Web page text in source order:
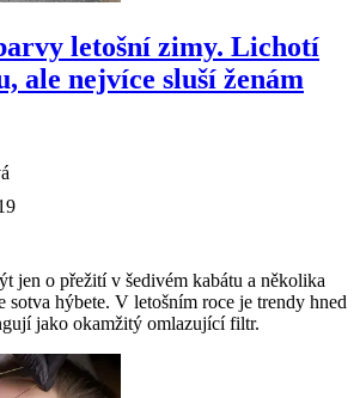
letošní zimy. Lichotí
ale nejvíce sluší ženám
jen o přežití v šedivém kabátu a několika
sotva hýbete. V letošním roce je trendy hned
jako okamžitý omlazující filtr.